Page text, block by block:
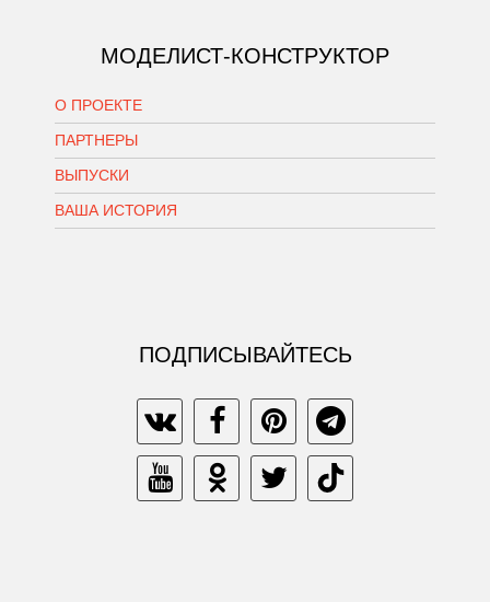
МОДЕЛИСТ-КОНСТРУКТОР
О ПРОЕКТЕ
ПАРТНЕРЫ
ВЫПУСКИ
ВАША ИСТОРИЯ
ПОДПИСЫВАЙТЕСЬ